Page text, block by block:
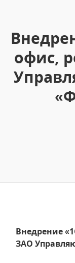
офис,
Внедрение
ЗАО